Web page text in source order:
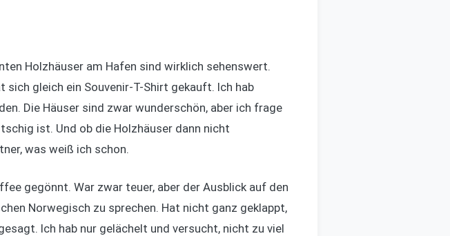
Holzhäuser am Hafen sind wirklich sehenswert.
gleich ein Souvenir-T-Shirt gekauft. Ich hab
Die Häuser sind zwar wunderschön, aber ich frage
ist. Und ob die Holzhäuser dann nicht
was weiß ich schon.
gegönnt. War zwar teuer, aber der Ausblick auf den
Norwegisch zu sprechen. Hat nicht ganz geklappt,
Ich hab nur gelächelt und versucht, nicht zu viel